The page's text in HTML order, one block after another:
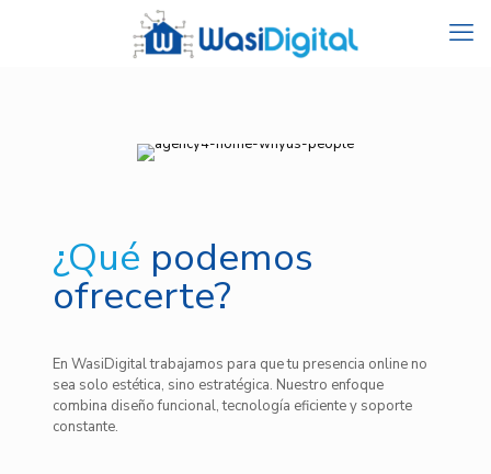
¿Qué podemos
ofrecerte?
En WasiDigital trabajamos para que tu presencia online no
sea solo estética, sino estratégica. Nuestro enfoque
combina diseño funcional, tecnología eficiente y soporte
constante.